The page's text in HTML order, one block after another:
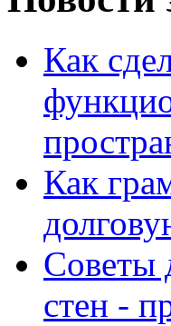
Как
Как
Советы
стен -